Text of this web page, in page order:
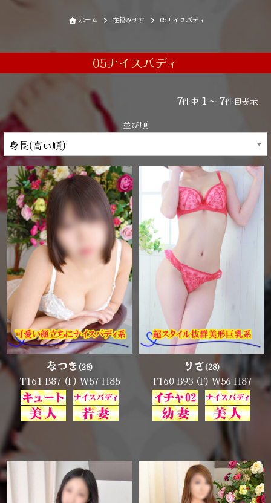
ホーム 在籍みせす 05ナイスバディ
05ナイスバディ
7件中 1 ～7件目表示
並び順
なつき (28)
T161 B87 (F) W57 H85
りさ(28)
T160 B93 (F) W56 H87